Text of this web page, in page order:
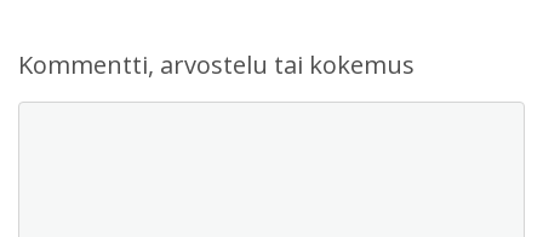
Kommentti, arvostelu tai kokemus